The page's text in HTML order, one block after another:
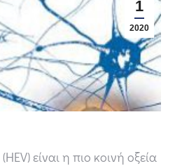
1
2020
είναι η πιο κοινή οξεία